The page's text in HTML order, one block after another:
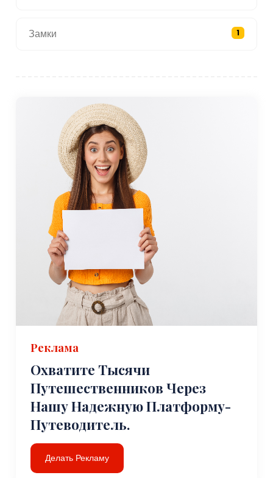
Замки 1
Реклама
Охватите Тысячи
Путешественников Через
Нашу Надежную Платформу-
Путеводитель.
Делать Рекламу